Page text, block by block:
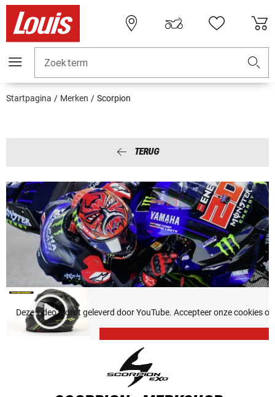
Zoekterm
Startpagina Merken Scorpion
TERUG
Deze video wordt geleverd door YouTube. Accepteer onze cookies